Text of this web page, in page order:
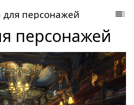
персонажей
персонажей